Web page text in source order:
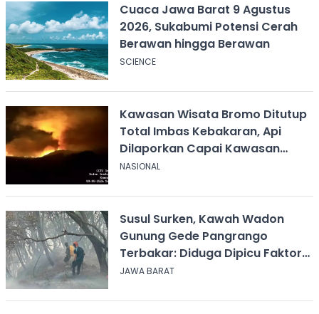
Cuaca Jawa Barat 9 Agustus
2026, Sukabumi Potensi Cerah
Berawan hingga Berawan
SCIENCE
Kawasan Wisata Bromo Ditutup
Total Imbas Kebakaran, Api
Dilaporkan Capai Kawasan
Sabana
NASIONAL
Susul Surken, Kawah Wadon
Gunung Gede Pangrango
Terbakar: Diduga Dipicu Faktor
Alam
JAWA BARAT